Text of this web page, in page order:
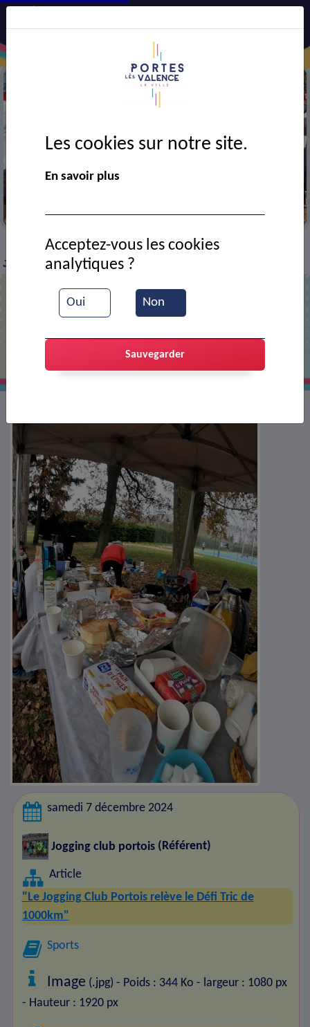
> VIE MUNICIPALE > Ressources documentaires
Jogging Club Portois relève le Défi Tric de 1000km
Le Jogging Club Portois relève le Défi
Tric de 1000km
samedi 7 décembre 2024
Jogging club portois (Référent)
Article
"Le Jogging Club Portois relève le Défi Tric de
1000km"
Sports
Image (.jpg) - Poids : 344 Ko - largeur : 1080 px
- Hauteur : 1920 px
Les cookies sur notre site.
En savoir plus
Oui Non
Acceptez-vous les cookies
analytiques ?
Sauvegarder